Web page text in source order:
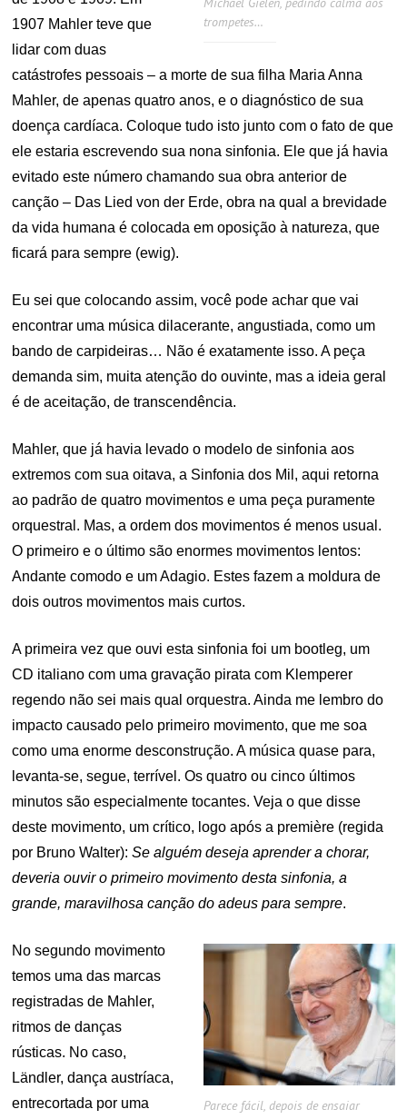
trompetes…
1907 Mahler teve que
lidar com duas
catástrofes pessoais – a morte de sua filha Maria Anna
Mahler, de apenas quatro anos, e o diagnóstico de sua
doença cardíaca. Coloque tudo isto junto com o fato de que
ele estaria escrevendo sua nona sinfonia. Ele que já havia
evitado este número chamando sua obra anterior de
canção – Das Lied von der Erde, obra na qual a brevidade
da vida humana é colocada em oposição à natureza, que
ficará para sempre (ewig).
Eu sei que colocando assim, você pode achar que vai
encontrar uma música dilacerante, angustiada, como um
bando de carpideiras… Não é exatamente isso. A peça
demanda sim, muita atenção do ouvinte, mas a ideia geral
é de aceitação, de transcendência.
Mahler, que já havia levado o modelo de sinfonia aos
extremos com sua oitava, a Sinfonia dos Mil, aqui retorna
ao padrão de quatro movimentos e uma peça puramente
orquestral. Mas, a ordem dos movimentos é menos usual.
O primeiro e o último são enormes movimentos lentos:
Andante comodo e um Adagio. Estes fazem a moldura de
dois outros movimentos mais curtos.
A primeira vez que ouvi esta sinfonia foi um bootleg, um
CD italiano com uma gravação pirata com Klemperer
regendo não sei mais qual orquestra. Ainda me lembro do
impacto causado pelo primeiro movimento, que me soa
como uma enorme desconstrução. A música quase para,
levanta-se, segue, terrível. Os quatro ou cinco últimos
minutos são especialmente tocantes. Veja o que disse
deste movimento, um crítico, logo após a première (regida
por Bruno Walter):Se alguém deseja aprender a chorar,
deveria ouvir o primeiro movimento desta sinfonia, a
grande, maravilhosa canção do adeus para sempre.
Parece fácil, depois de ensaiar
No segundo movimento
temos uma das marcas
registradas de Mahler,
ritmos de danças
rústicas. No caso,
Ländler, dança austríaca,
entrecortada por uma